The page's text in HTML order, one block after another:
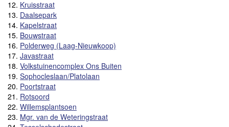
12. Kruisstraat
13. Daalsepark
14. Kapelstraat
15. Bouwstraat
16. Polderweg (Laag-Nieuwkoop)
17. Javastraat
18. Volkstuinencomplex Ons Buiten
19. Sophocleslaan/Platolaan
20. Poortstraat
21. Rotsoord
22. Willemsplantsoen
23. Mgr. van de Weteringstraat